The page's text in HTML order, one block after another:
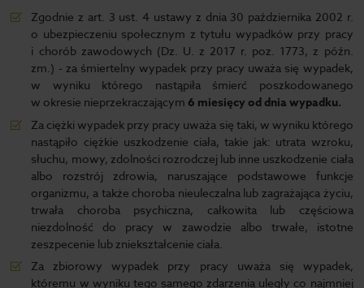
Zgodnie z art. 3 ust. 4 ustawy z dnia 30 października 2002 r.
o ubezpieczeniu społecznym z tytułu wypadków przy pracy
i chorób zawodowych (Dz. U. z 2017 r. poz. 1773, z późn.
zm.) - za śmiertelny wypadek przy pracy uważa się wypadek,
w wyniku którego nastąpiła śmierć poszkodowanego
w okresie nieprzekraczającym 6 miesięcy od dnia wypadku.
Za ciężki wypadek przy pracy uważa się taki, w wyniku którego
nastąpiło ciężkie uszkodzenie ciała, takie jak: utrata wzroku,
słuchu, mowy, zdolności rozrodczej lub inne uszkodzenie ciała
albo rozstrój zdrowia, naruszające podstawowe funkcje
organizmu, a także choroba nieuleczalna lub zagrażająca życiu,
trwała choroba psychiczna, całkowita lub częściowa
niezdolność do pracy w zawodzie albo trwałe, istotne
zeszpecenie lub zniekształcenie ciała.
Za zbiorowy wypadek przy pracy uważa się wypadek,
któremu w wyniku tego samego zdarzenia uległy co najmniej